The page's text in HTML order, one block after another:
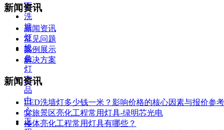
页
洗
墙
灯
线
条
灯
产
品
中
心
工
新闻资讯
新闻资讯
常见问题
案例展示
解决方案
新闻资讯
LED洗墙灯多少钱一米？影响价格的核心因素与报价参考
文旅景区亮化工程常用灯具-绿明芯光电
楼体亮化工程常用灯具有哪些？